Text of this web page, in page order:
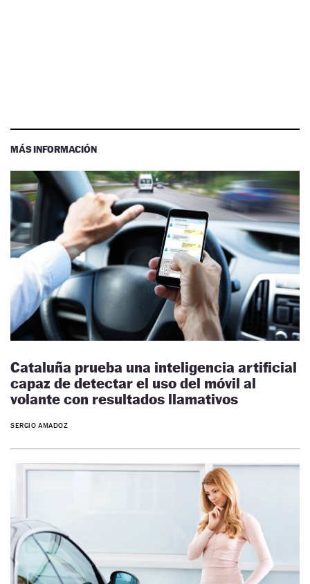
MÁS INFORMACIÓN
Cataluña prueba una inteligencia artificial
capaz de detectar el uso del móvil al
volante con resultados llamativos
SERGIO AMADOZ